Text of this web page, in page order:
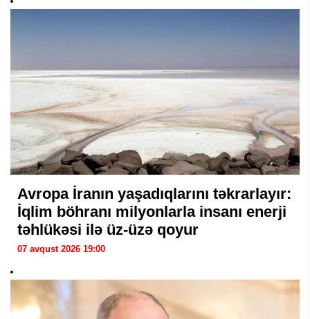
Avropa İranın yaşadıqlarını təkrarlayır:
İqlim böhranı milyonlarla insanı enerji
təhlükəsi ilə üz-üzə qoyur
07 avqust 2026 19:00